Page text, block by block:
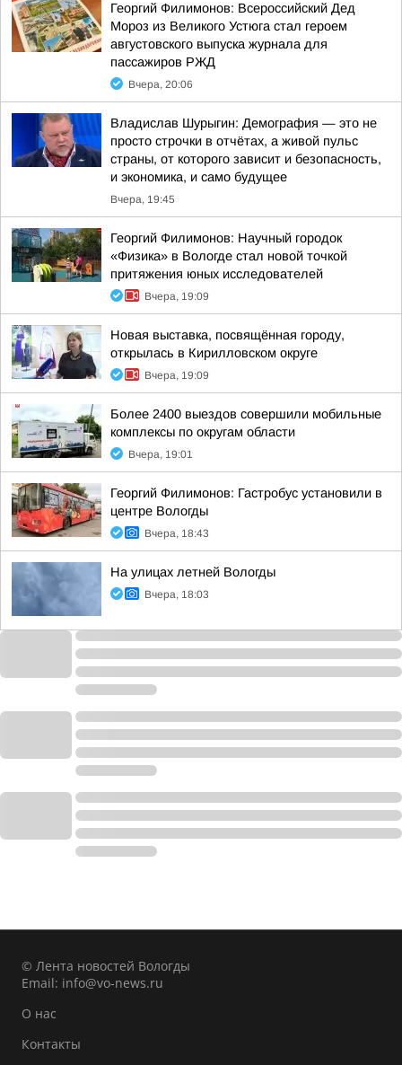
Георгий Филимонов: Всероссийский Дед
Мороз из Великого Устюга стал героем
августовского выпуска журнала для
пассажиров РЖД
Вчера, 20:06
Владислав Шурыгин: Демография — это не
просто строчки в отчётах, а живой пульс
страны, от которого зависит и безопасность,
и экономика, и само будущее
Вчера, 19:45
Георгий Филимонов: Научный городок
«Физика» в Вологде стал новой точкой
притяжения юных исследователей
Вчера, 19:09
Новая выставка, посвящённая городу,
открылась в Кирилловском округе
Вчера, 19:09
Более 2400 выездов совершили мобильные
комплексы по округам области
Вчера, 19:01
Георгий Филимонов: Гастробус установили в
центре Вологды
Вчера, 18:43
На улицах летней Вологды
Вчера, 18:03
© Лента новостей Вологды
Email: info@vo-news.ru
О нас
Контакты